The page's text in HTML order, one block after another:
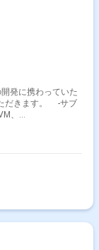
・ド
ル・サービ
可 ※現場は神谷町
発に携わっていた
だきます。 ‐サブ
、